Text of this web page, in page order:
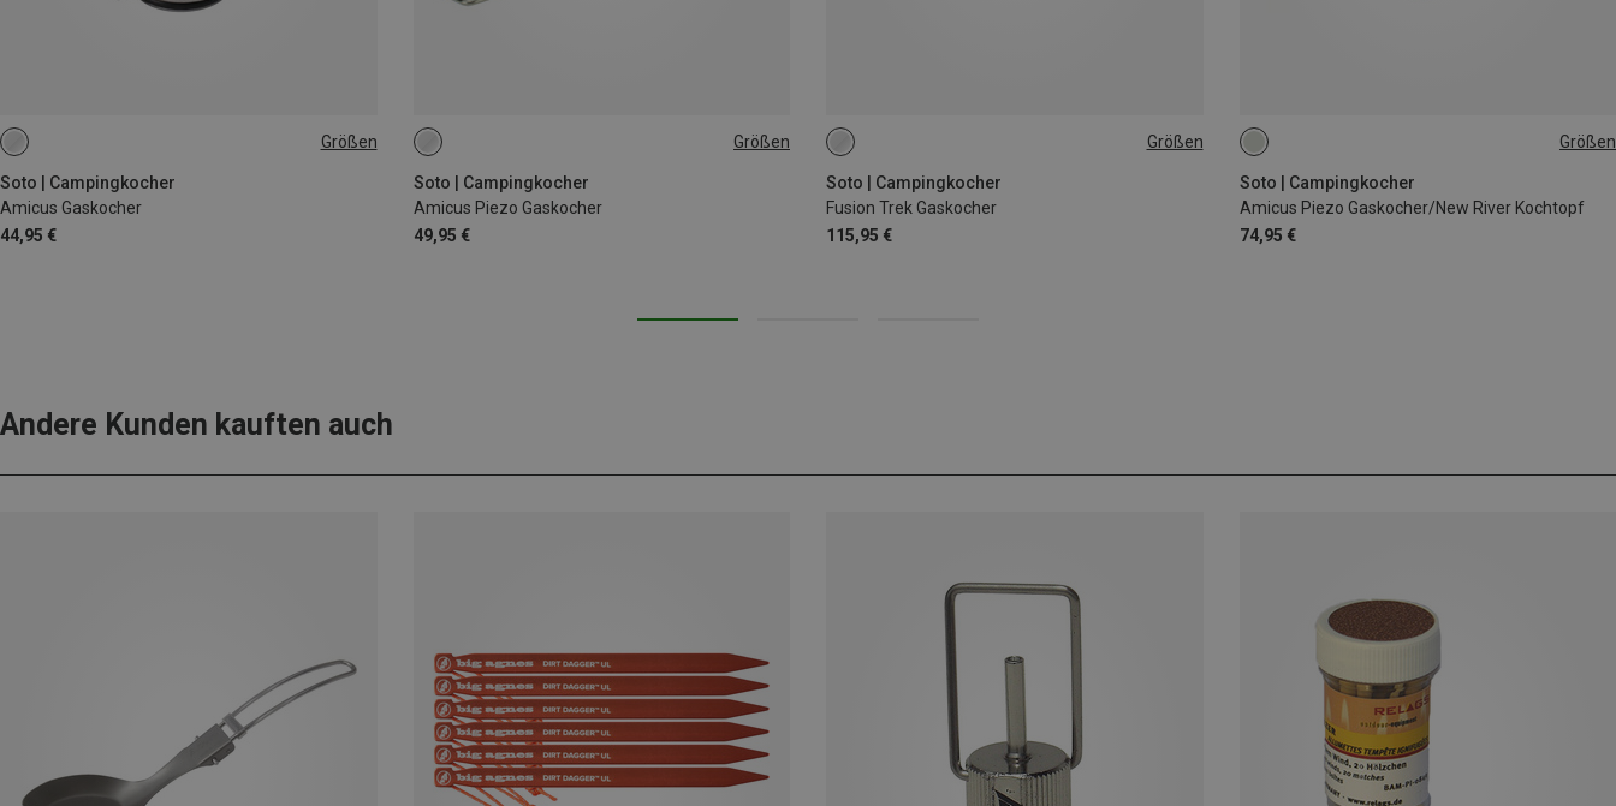
Größen
Soto | Campingkocher
Amicus Gaskocher
44,95 €
ONE SIZE Größen
Soto | Campingkocher
Amicus Piezo Gaskocher
49,95 €
ONE SIZE Größen
Soto | Campingkocher
Fusion Trek Gaskocher
115,95 €
ONE SIZE Größen
Soto | Campingkocher
Amicus Piezo Gaskocher/New River Kochtopf
74,95 €
ONE SIZE
Andere Kunden kauften auch